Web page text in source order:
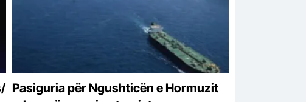
Pasiguria për Ngushticën e Hormuzit